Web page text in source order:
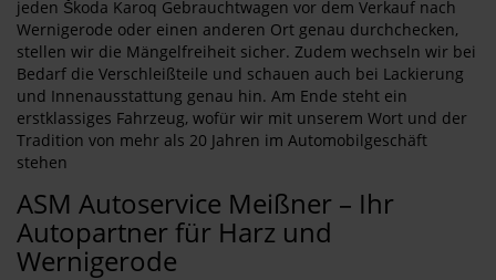
jeden Škoda Karoq Gebrauchtwagen vor dem Verkauf nach
Wernigerode oder einen anderen Ort genau durchchecken,
stellen wir die Mängelfreiheit sicher. Zudem wechseln wir bei
Bedarf die Verschleißteile und schauen auch bei Lackierung
und Innenausstattung genau hin. Am Ende steht ein
erstklassiges Fahrzeug, wofür wir mit unserem Wort und der
Tradition von mehr als 20 Jahren im Automobilgeschäft
stehen
ASM Autoservice Meißner – Ihr
Autopartner für Harz und
Wernigerode